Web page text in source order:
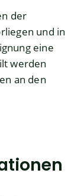
der
und in
eine
werden
an den